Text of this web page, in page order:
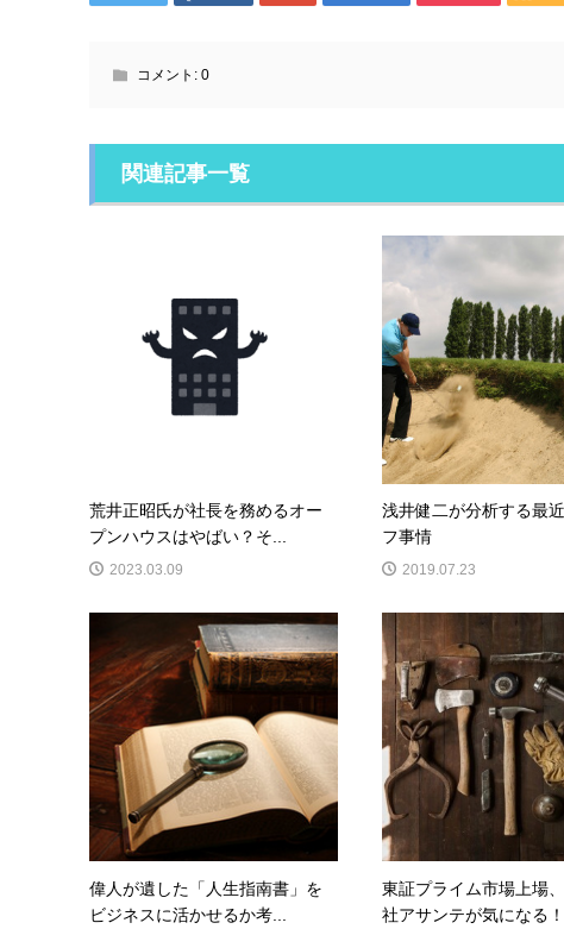
コメント: 0
関連記事一覧
荒井正昭氏が社長を務めるオー
プンハウスはやばい？そ...
2023.03.09
浅井健二が分析する最
フ事情
2019.07.23
偉人が遺した「人生指南書」を
ビジネスに活かせるか考...
東証プライム市場上場
社アサンテが気になる！